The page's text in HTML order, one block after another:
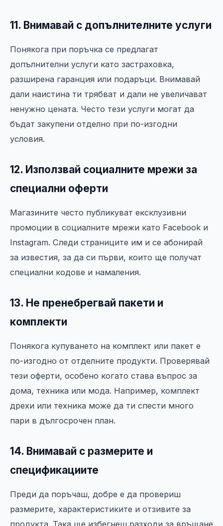
11. Внимавай с допълнителните услуги
Понякога при поръчка се предлагат
допълнителни услуги като застраховка,
разширена гаранция или подаръци. Внимавай
дали наистина ти трябват и дали не увеличават
ненужно цената. Често тези услуги могат да
бъдат закупени отделно при по-изгодни
условия.
12. Използвай социалните мрежи за
специални оферти
Магазините често публикуват ексклузивни
промоции в социалните мрежи като Facebook и
Instagram. Следи страниците им и се абонирай
за известия, за да си първи, които ще получат
специални кодове и намаления.
13. Не пренебрегвай пакети и
комплекти
Понякога купуването на комплект или пакет е
по-изгодно от отделните продукти. Проверявай
тези оферти, особено когато става въпрос за
дома, техника или мода. Например, комплект
дрехи или техника може да ти спести много
пари в дългосрочен план.
14. Внимавай с размерите и
спецификациите
Преди да поръчаш, добре е да провериш
размерите, характеристиките и отзивите за
продукта. Така ще избегнеш разходи за връщане